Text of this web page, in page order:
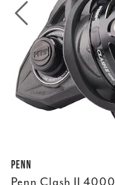
Penn
Penn Clash II 4000